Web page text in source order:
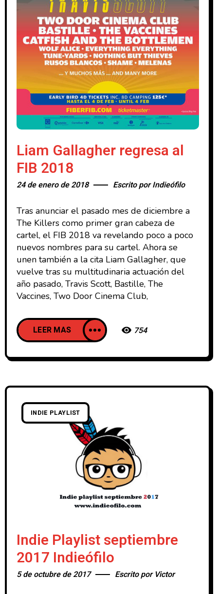
Liam Gallagher regresa al
FIB 2018
24 de enero de 2018 Escrito porIndieófilo
Tras anunciar el pasado mes de diciembre a
The Killers como primer gran cabeza de
cartel, el FIB 2018 va revelando poco a poco
nuevos nombres para su cartel. Ahora se
unen también a la cita Liam Gallagher, que
vuelve tras su multitudinaria actuación del
año pasado, Travis Scott, Bastille, The
Vaccines, Two Door Cinema Club,
LEER MAS 754
INDIE PLAYLIST
Indie Playlist septiembre
2017 Indieófilo
5 de octubre de 2017 Escrito por Victor